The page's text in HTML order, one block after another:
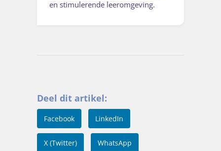
en stimulerende leeromgeving.
Deel dit artikel:
Facebook LinkedIn
X (Twitter) WhatsApp